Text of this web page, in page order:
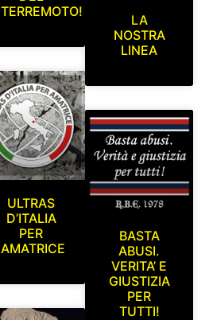
TERREMOTO!
ULTRAS
D’ITALIA
PER
AMATRICE
LA
NOSTRA
LINEA
BASTA
ABUSI.
VERITA’ E
GIUSTIZIA
PER
TUTTI!